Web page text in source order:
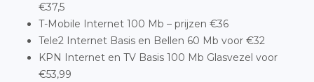
€37,5
T-Mobile Internet 100 Mb – prijzen €36
Tele2 Internet Basis en Bellen 60 Mb voor €32
KPN Internet en TV Basis 100 Mb Glasvezel voor
€53,99